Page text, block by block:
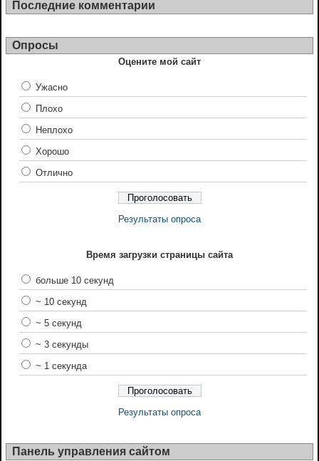
Последние комментарии
Опросы
Оцените мой сайт
Ужасно
Плохо
Неплохо
Хорошо
Отлично
Результаты опроса
Время загрузки страницы сайта
больше 10 секунд
~ 10 секунд
~ 5 секунд
~ 3 секунды
~ 1 секунда
Результаты опроса
Панель управления сайтом